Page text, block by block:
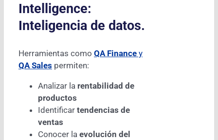
Intelligence:
Inteligencia de datos.
Herramientas como QA Financey
QA Sales permiten:
Analizar la rentabilidad de
productos
Identificar tendencias de
ventas
Conocer la evolución del